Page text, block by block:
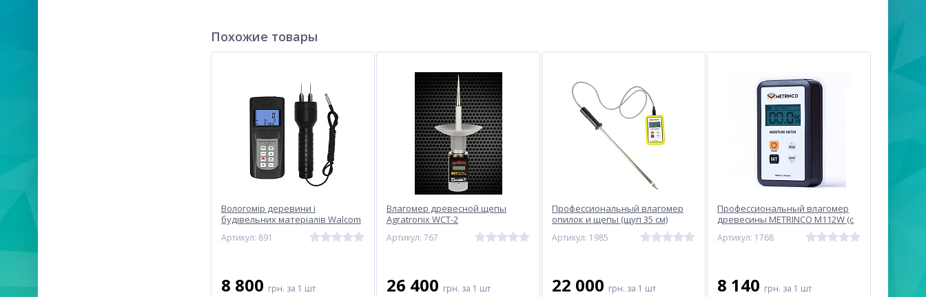
Похожие товары
Вологомір деревини і
будівельних матеріалів Walcom
Артикул: 891
8 800 грн. за 1 шт
Влагомер древесной щепы
Agratronix WCT-2
Артикул: 767
26 400 грн. за 1 шт
Профессиональный влагомер
опилок и щепы (щуп 35 см)
Артикул: 1985
22 000 грн. за 1 шт
Профессиональный влагомер
древесины METRINCO M112W (с
глубиной проникновения 25 мм)
Артикул: 1768
8 140 грн. за 1 шт